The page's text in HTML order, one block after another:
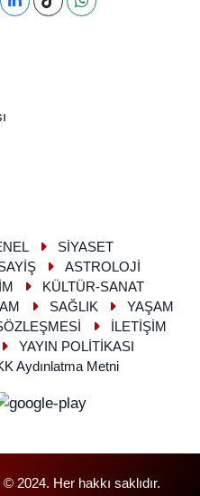
SİYASET
ASTROLOJİ
KÜLTÜR-SANAT
SAĞLIK
YAŞAM
İLETİŞİM
YAYIN POLİTİKASI
Aydınlatma Metni
2024. Her hakkı saklıdır.